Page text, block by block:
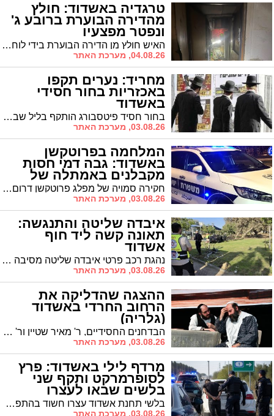
טרגדיה באשדוד: חולץ
מהדירה הבוערת ברובע ג'
ונפטר מפצעיו
האיש חולץ מן הדירה הבוערת בידי לוחמי האש כשהוא מחוסר הכרה, וצוותי הרפואה נאבקו על חייו תוך כדי פינויו לבית החולים, אך נאלצו בסופו של דבר לקבוע את מותו
04.08.26, מערכת האתר
מחריד: נערים תקפו
באכזריות בחור חסידי
באשדוד
בחור חסיד פיטסבורג הותקף בליל שבת בידי חבורת נערים שארבו לו סמוך לשעה 3:00 לפנות בוקר. הוא נדחף אל הכביש באלימות ונשדד אך בשל חששו מפני מעצר משטרתי בשל מעמדו הצבאי – הוא נמנע מלהגיש תלונה
03.08.26, מערכת האתר
המלחמה בפרוטקשן
באשדוד: גבה דמי חסות
מקבלנים באמתלה של
שירותי שמירה חקירה סמויה של מפלג פרוטקשן דרום בלהב 433 בשיתוף תחנת אשדוד הפכה הבוקר לגלויה, עם פשיטה משולבת של כוחות משטרה ומג"ב באשדוד ובחורה. חשוד תושב היישוב נעצר והועבר לחקירה, מעצרו הוארך עד יום רביעי
03.08.26, מערכת האתר
איבדה שליטה והתנגשה:
תאונה קשה ליד חוף
אשדוד
נהגת רכב פרטי איבדה שליטה מסיבה שטרם ברורה והתנגשה סמוך לחוף הים בעיר. צוותי רפואה שהוזעקו לזירה העניקו לה טיפול ראשוני ופינו אותה לחדר הטראומה בבית החולים אסותא כשמצבה מוגדר בינוני.
03.08.26, מערכת האתר
ההצגה שהדליקה את
הרחוב החרדי באשדוד
(גלריה)
הבדחנים החסידיים, ר' מאיר שטיין ור' מרדכי צין, חיברו מיוחד עבור 'מאוגדים' הצגת הומור חדשה מלאה במסרים חינוכיים עוצמתיים /// הביקוש היה מדהים בכל קנה מידה והוחלט לקיים מופע נוסף שגם הוא היה גדוש על גדותיו
03.08.26, מערכת האתר
מרדף לילי באשדוד: פרץ
לסופרמרקט ותקף שני
בלשים שבאו לעצרו
בלשי תחנת אשדוד עצרו חשוד בהתפרצות לסניף סופרמרקט בעיר, לאחר שאיתרו את מקום מחבואו. בעת הפשיטה ניסה החשוד להימלט, פתח באלימות ותקף את השוטרים – שפצועים באורח קל פונו לטיפול רפואי. מעצרו הוארך
03.08.26, מערכת האתר